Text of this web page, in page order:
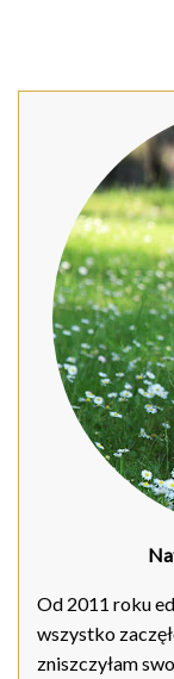
Od 2011 roku
wszystko
zniszczyłam